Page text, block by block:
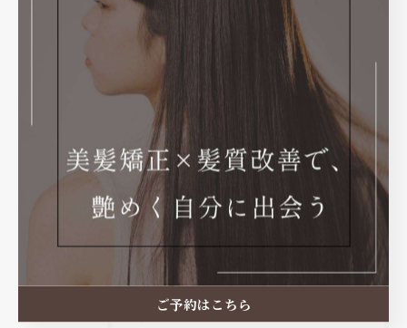
< 前のページ 次のページ >
カテゴリー Categories
全てのカテゴリー
髪質改善
縮毛矯正
カット
カラー
ご予約はこちら